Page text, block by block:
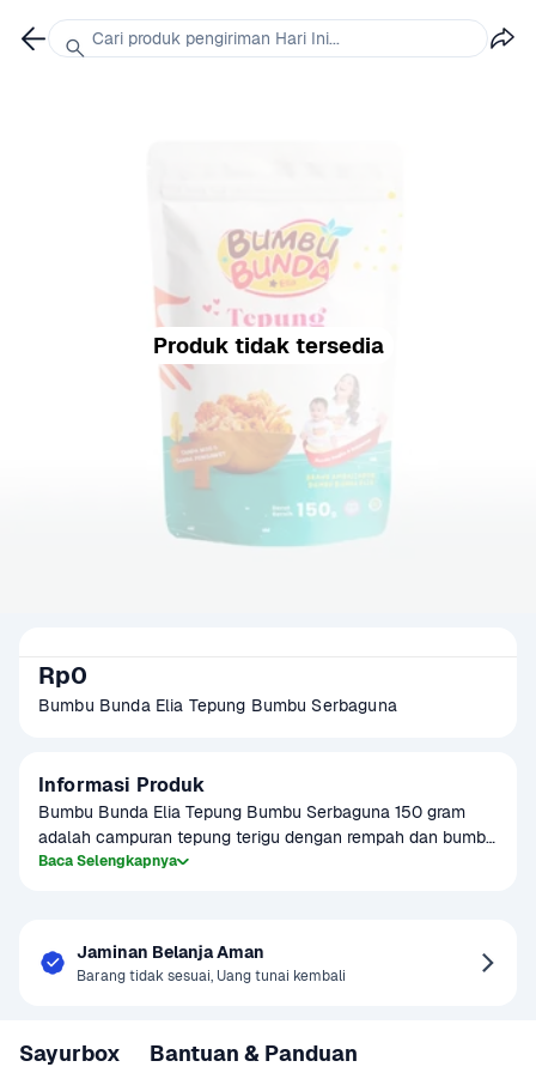
Produk tidak tersedia
Rp0
Bumbu Bunda Elia Tepung Bumbu Serbaguna
Informasi Produk
Bumbu Bunda Elia Tepung Bumbu Serbaguna 150 gram
adalah campuran tepung terigu dengan rempah dan bumbu
pilihan yang dirancang untuk memberikan rasa gurih dan
menggoreng ayam, tempe, tahu, ikan, atau sayuran,
menghasilkan tekstur crispy yang lezat.
Baca Selengkapnya
Jaminan Belanja Aman
Barang tidak sesuai, Uang tunai kembali
Sayurbox Bantuan & Panduan
Cari produk pengiriman Hari Ini...